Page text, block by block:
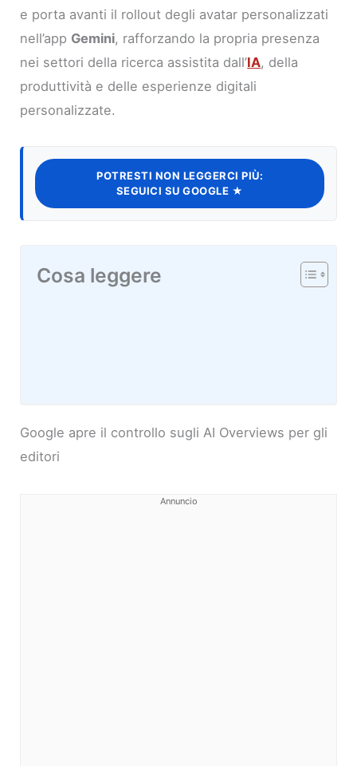
e porta avanti il rollout degli avatar personalizzati
nell’app Gemini, rafforzando la propria presenza
nei settori della ricerca assistita dall’IA, della
produttività e delle esperienze digitali
personalizzate.
POTRESTI NON LEGGERCI PIÙ:
SEGUICI SU GOOGLE ★
Cosa leggere
Google apre il controllo sugli AI Overviews per gli
editori
Annuncio